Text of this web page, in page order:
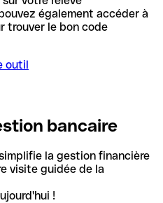
également accéder à
trouver le bon code
outil
bancaire
la gestion financière
visite guidée de la
!